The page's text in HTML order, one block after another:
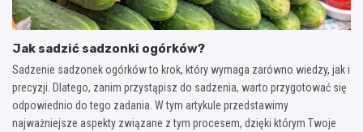
Jak sadzić sadzonki ogórków?
Sadzenie sadzonek ogórków to krok, który wymaga zarówno wiedzy, jak i
precyzji. Dlatego, zanim przystąpisz do sadzenia, warto przygotować się
odpowiednio do tego zadania. W tym artykule przedstawimy
najważniejsze aspekty związane z tym procesem, dzięki którym Twoje